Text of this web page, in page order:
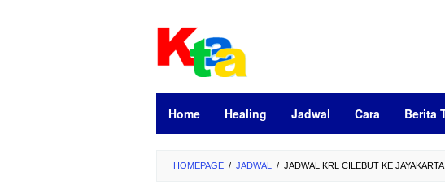
Home Healing Jadwal Cara Berita
HOMEPAGE / JADWAL / JADWAL KRL CILEBUT KE